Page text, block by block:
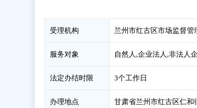
受理机构 兰州市红古区市场监督管
服务对象 自然人,企业法人,非法人
法定办结时限 3个工作日
办理地点 甘肃省兰州市红古区仁和